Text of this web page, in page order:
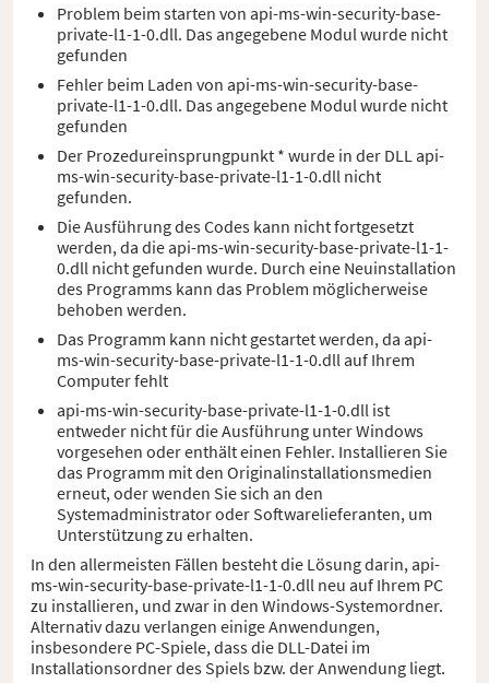
Problem beim starten von api-ms-win-security-base-
private-l1-1-0.dll. Das angegebene Modul wurde nicht
gefunden
Fehler beim Laden von api-ms-win-security-base-
private-l1-1-0.dll. Das angegebene Modul wurde nicht
gefunden
Der Prozedureinsprungpunkt * wurde in der DLL api-
ms-win-security-base-private-l1-1-0.dll nicht
gefunden.
Die Ausführung des Codes kann nicht fortgesetzt
werden, da die api-ms-win-security-base-private-l1-1-
0.dll nicht gefunden wurde. Durch eine Neuinstallation
des Programms kann das Problem möglicherweise
behoben werden.
Das Programm kann nicht gestartet werden, da api-
ms-win-security-base-private-l1-1-0.dll auf Ihrem
Computer fehlt
api-ms-win-security-base-private-l1-1-0.dll ist
entweder nicht für die Ausführung unter Windows
vorgesehen oder enthält einen Fehler. Installieren Sie
das Programm mit den Originalinstallationsmedien
erneut, oder wenden Sie sich an den
Systemadministrator oder Softwarelieferanten, um
Unterstützung zu erhalten.
In den allermeisten Fällen besteht die Lösung darin, api-
ms-win-security-base-private-l1-1-0.dll neu auf Ihrem PC
zu installieren, und zwar in den Windows-Systemordner.
Alternativ dazu verlangen einige Anwendungen,
insbesondere PC-Spiele, dass die DLL-Datei im
Installationsordner des Spiels bzw. der Anwendung liegt.